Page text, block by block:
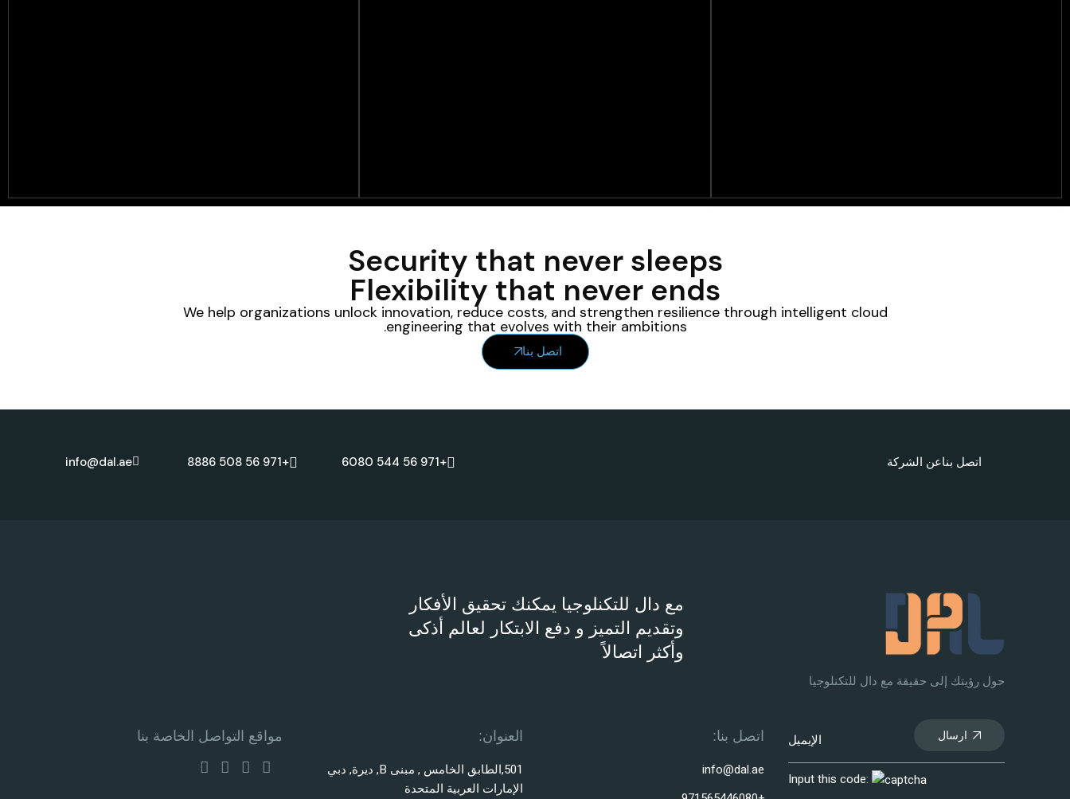
Security that never sleeps
Flexibility that never ends
We help organizations unlock innovation, reduce costs, and strengthen resilience through intelligent cloud
engineering that evolves with their ambitions.
اتصل بنا
اتصل بناعن الشركة +971 56 544 6080
+971 56 508 8886
info@dal.ae
حول رؤيتك إلى حقيقة مع دال للتكنلوجيا
مع دال للتكنلوجيا يمكنك تحقيق الأفكار
وتقديم التميز و دفع الابتكار لعالم أذكى
وأكثر اتصالاً
Input this code:
ارسال اتصل بنا:
info@dal.ae
العنوان:
501,الطابق الخامس , مبنى B, ديرة, دبي
الإمارات العربية المتحدة
مواقع التواصل الخاصة بنا